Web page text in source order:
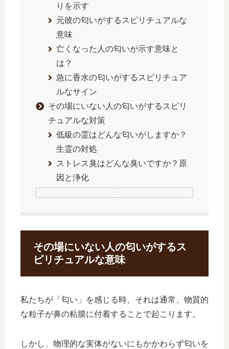
りを示す
元彼の匂いがするスピリチュアルな
意味
亡くなった人の匂いが示す意味と
は？
急に香水の匂いがするスピリチュア
ルなサイン
その場にいない人の匂いがするスピリ
チュアルな対策
低級の霊はどんな匂いがしますか？
生霊の対処
ストレス臭はどんな臭いですか？原
因と浄化
その場にいない人の匂いがするス
ピリチュアルな意味
私たちが「匂い」を感じる時、それは通常、物質的
な粒子が鼻の粘膜に付着することで起こります。
しかし、物理的な実体がないにもかかわらず匂いを